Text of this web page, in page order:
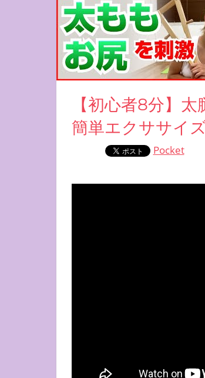
【初心者8分】
簡単エクササイ
Pocket